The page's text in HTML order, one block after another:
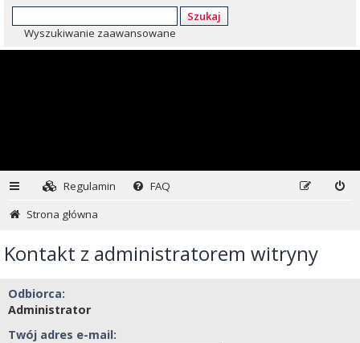
Szukaj
Wyszukiwanie zaawansowane
Regulamin
FAQ
Strona główna
Kontakt z administratorem witryny
Odbiorca:
Administrator
Twój adres e-mail: